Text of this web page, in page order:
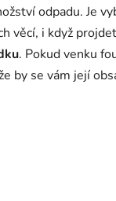
odpadu. Je
věcí, i když
. Pokud venku
by se vám její